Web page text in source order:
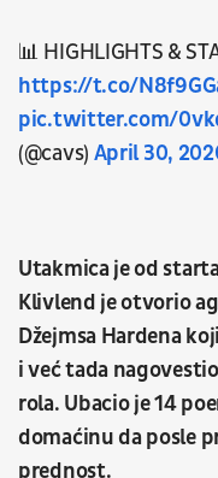
📊 HIGHLIGHTS &
https://t.co/
pic.twitter.com/
(@cavs) April 30,
Utakmica je od
Klivlend je otvorio
Džejmsa Hardena
i već tada
rola. Ubacio je 14
domaćinu da posle
prednost.